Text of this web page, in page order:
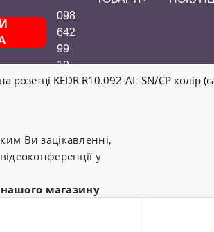
098
642
99
19
розетці KEDR R10.092-AL-SN/CP колір
Ви зацікавленні,
у
магазину